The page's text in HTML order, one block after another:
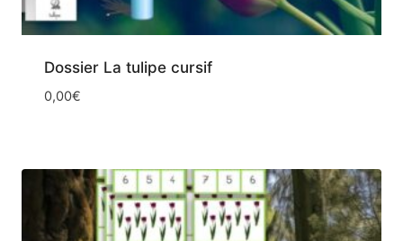
Dossier La tulipe cursif
0,00€